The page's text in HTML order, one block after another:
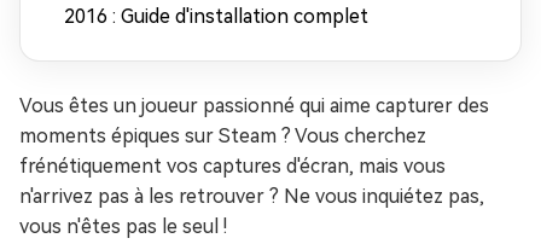
2016 : Guide d'installation complet
Vous êtes un joueur passionné qui aime capturer des
moments épiques sur Steam ? Vous cherchez
frénétiquement vos captures d'écran, mais vous
n'arrivez pas à les retrouver ? Ne vous inquiétez pas,
vous n'êtes pas le seul !